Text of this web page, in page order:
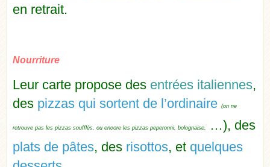
en retrait.
Nourriture
Leur carte propose des entrées italiennes,
des pizzas qui sortent de l’ordinaire (on ne
retrouve pas les pizzas soufflés, ou encore les pizzas peperonni, bolognaise,
…), des
plats de pâtes, des risottos, et quelques